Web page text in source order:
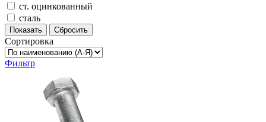
ст. оцинкованный
сталь
Показать Сбросить
Сортировка
Фильтр